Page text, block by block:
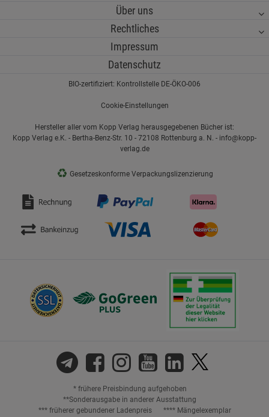
Über uns
Rechtliches
Impressum
Datenschutz
BIO-zertifiziert: Kontrollstelle DE-ÖKO-006
Cookie-Einstellungen
Hersteller aller vom Kopp Verlag herausgegebenen Bücher ist:
Kopp Verlag e.K. - Bertha-Benz-Str. 10 - 72108 Rottenburg a. N. - info@kopp-
verlag.de
♻ Gesetzeskonforme Verpackungslizenzierung
* frühere Preisbindung aufgehoben
**Sonderausgabe in anderer Ausstattung
*** früherer gebundener Ladenpreis
**** Mängelexemplar